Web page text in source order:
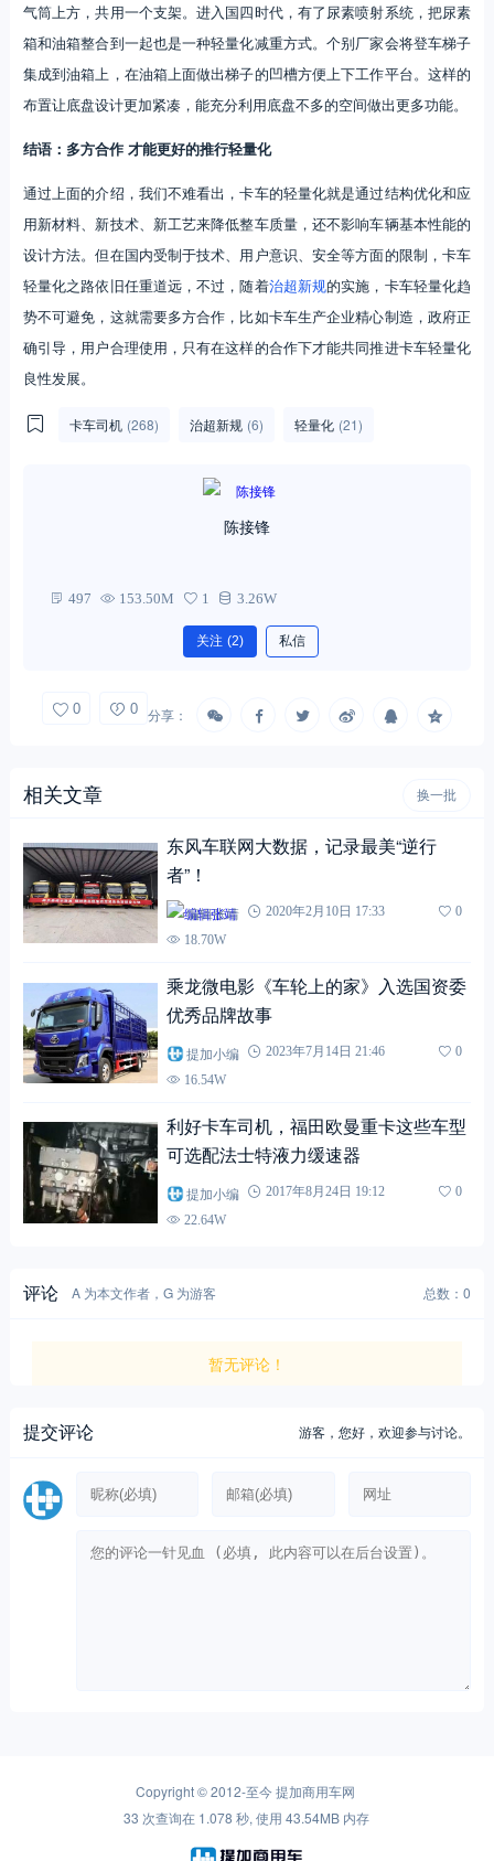
气筒上方，共用一个支架。进入国四时代，有了尿素喷射系统，把尿素
箱和油箱整合到一起也是一种轻量化减重方式。个别厂家会将登车梯子
集成到油箱上，在油箱上面做出梯子的凹槽方便上下工作平台。这样的
布置让底盘设计更加紧凑，能充分利用底盘不多的空间做出更多功能。
结语：多方合作 才能更好的推行轻量化
通过上面的介绍，我们不难看出，卡车的轻量化就是通过结构优化和应
用新材料、新技术、新工艺来降低整车质量，还不影响车辆基本性能的
设计方法。但在国内受制于技术、用户意识、安全等方面的限制，卡车
轻量化之路依旧任重道远，不过，随着治超新规的实施，卡车轻量化趋
势不可避免，这就需要多方合作，比如卡车生产企业精心制造，政府正
确引导，用户合理使用，只有在这样的合作下才能共同推进卡车轻量化
良性发展。
卡车司机 (268) 治超新规 (6) 轻量化 (21)
陈接锋
497 153.50M 1 3.26W
关注 (2) 私信
0 0 分享：
相关文章 换一批
东风车联网大数据，记录最美“逆行
者”！
编辑张靖 2020年2月10日 17:33
0
18.70W
乘龙微电影《车轮上的家》入选国资委
优秀品牌故事
提加小编 2023年7月14日 21:46
0
16.54W
利好卡车司机，福田欧曼重卡这些车型
可选配法士特液力缓速器
提加小编 2017年8月24日 19:12
0
22.64W
评论 A 为本文作者，G 为游客 总数：0
暂无评论！
提交评论 游客，您好，欢迎参与讨论。
Copyright © 2012-至今提加商用车网
33 次查询在 1.078 秒, 使用 43.54MB 内存